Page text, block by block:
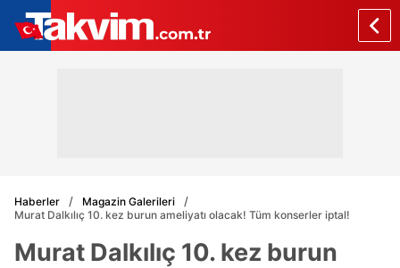
Haberler
Magazin Galerileri
Murat Dalkılıç 10. kez burun ameliyatı olacak! Tüm konserler iptal!
Murat Dalkılıç 10. kez burun